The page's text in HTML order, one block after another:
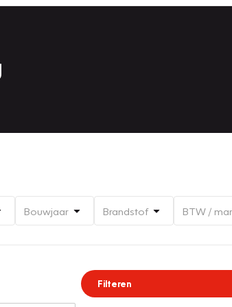
Bouwjaar Brandstof BTW /
Filteren